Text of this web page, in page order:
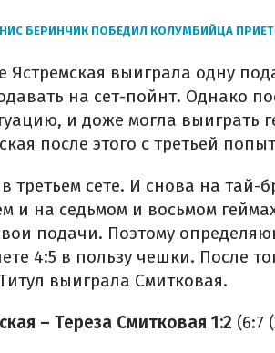
БЕРИНЧИК ПОБЕДИЛ КОЛУМБИЙЦА
Ястремская выиграла одну
на сет-пойнт. Однако
и доже могла выиграть
после этого с третьей
третьем сете. И снова на
и на седьмом и восьмом
подачи. Поэтому
4:5 в пользу чешки. После
выиграла Смитковая.
– Тереза ​​Смитковая 1:2 (6:7